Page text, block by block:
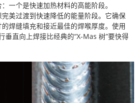
一个是快速加热材料的高能阶段。
美过渡到快速降低的能量阶段。它确保
焊缝填充和接近最佳的焊喉厚度。使用
垂直向上焊接比经典的“X-Mas 树”要快得